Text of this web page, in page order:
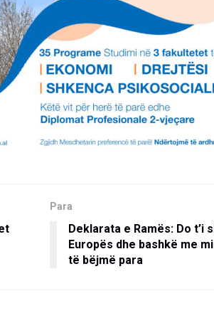
Para
Deklarata e Ramës: Do t’i
Europës dhe bashkë me
të bëjmë para